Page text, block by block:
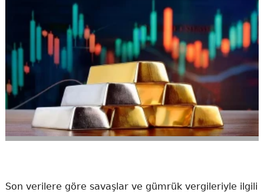
Son verilere göre savaşlar ve gümrük vergileriyle ilgili